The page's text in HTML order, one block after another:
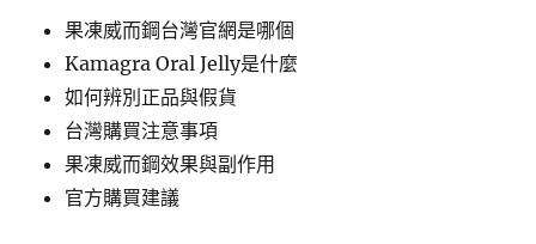
果凍威而鋼台灣官網是哪個
Kamagra Oral Jelly是什麼
如何辨別正品與假貨
台灣購買注意事項
果凍威而鋼效果與副作用
官方購買建議